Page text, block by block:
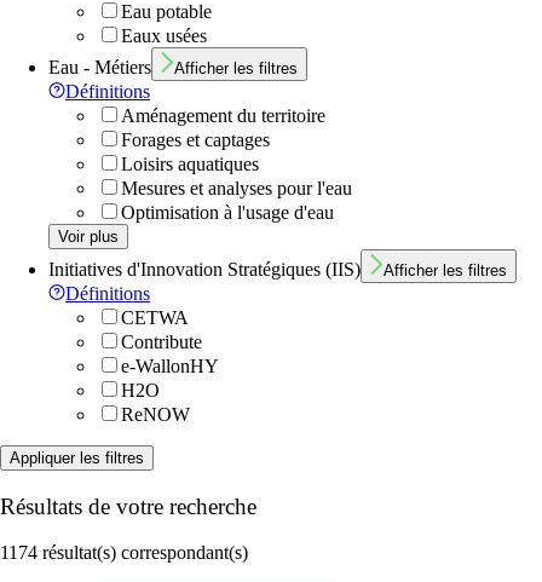
Eau potable
Eaux usées
Eau - Métiers
Afficher les filtres
Définitions
Aménagement du territoire
Forages et captages
Loisirs aquatiques
Mesures et analyses pour l'eau
Optimisation à l'usage d'eau
Voir plus
Initiatives d'Innovation Stratégiques (IIS) Afficher les filtres
Définitions
CETWA
Contribute
e-WallonHY
H2O
ReNOW
Appliquer les filtres
Résultats de votre recherche
1174 résultat(s) correspondant(s)